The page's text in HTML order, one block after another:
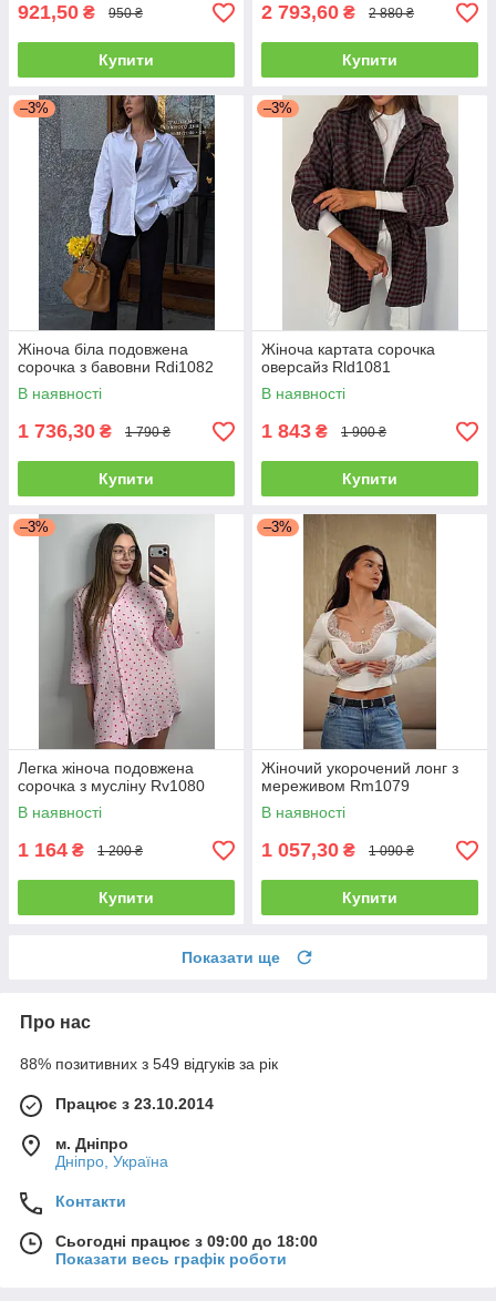
921,50 ₴ 950 ₴
Купити
2 793,60 ₴ 2 880 ₴
Купити
–3%
Жіноча біла подовжена
сорочка з бавовни Rdi1082
В наявності
1 736,30 ₴ 1 790 ₴
Купити
–3%
Жіноча картата сорочка
оверсайз Rld1081
В наявності
1 843 ₴ 1 900 ₴
Купити
–3%
Легка жіноча подовжена
сорочка з мусліну Rv1080
В наявності
1 164 ₴ 1 200 ₴
Купити
–3%
Жіночий укорочений лонг з
мереживом Rm1079
В наявності
1 057,30 ₴ 1 090 ₴
Купити
Показати ще
Про нас
88% позитивних з 549 відгуків за рік
Працює з 23.10.2014
м. Дніпро
Дніпро, Україна
Контакти
Сьогодні працює з 09:00 до 18:00
Показати весь графік роботи